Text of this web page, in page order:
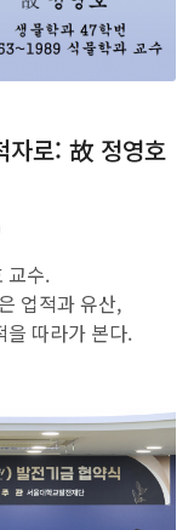
자로: 故 정영호
교수.
업적과 유산,
을 따라가 본다.